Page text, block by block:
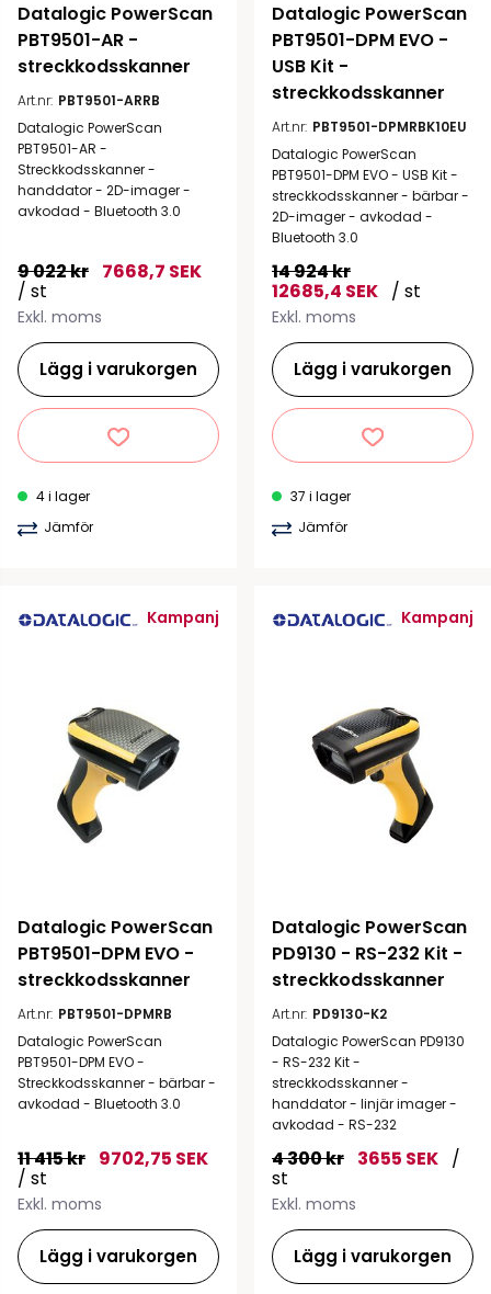
Datalogic PowerScan
PBT9501-AR -
streckkodsskanner
Art.nr: PBT9501-ARRB
Datalogic PowerScan
PBT9501-AR -
Streckkodsskanner -
handdator - 2D-imager -
avkodad - Bluetooth 3.0
9 022 kr 7668,7 SEK
/ st
Exkl. moms
Lägg i varukorgen
4 i lager
Jämför
Datalogic PowerScan
PBT9501-DPM EVO -
USB Kit -
streckkodsskanner
Art.nr: PBT9501-DPMRBK10EU
Datalogic PowerScan
PBT9501-DPM EVO - USB Kit -
streckkodsskanner - bärbar -
2D-imager - avkodad -
Bluetooth 3.0
14 924 kr
12685,4 SEK / st
Exkl. moms
Lägg i varukorgen
37 i lager
Jämför
Kampanj
Datalogic PowerScan
PBT9501-DPM EVO -
streckkodsskanner
Art.nr: PBT9501-DPMRB
Datalogic PowerScan
PBT9501-DPM EVO -
Streckkodsskanner - bärbar -
avkodad - Bluetooth 3.0
11 415 kr 9702,75 SEK
/ st
Exkl. moms
Lägg i varukorgen
Kampanj
Datalogic PowerScan
PD9130 - RS-232 Kit -
streckkodsskanner
Art.nr: PD9130-K2
Datalogic PowerScan PD9130
- RS-232 Kit -
streckkodsskanner -
handdator - linjär imager -
avkodad - RS-232
4 300 kr 3655 SEK /
st
Exkl. moms
Lägg i varukorgen